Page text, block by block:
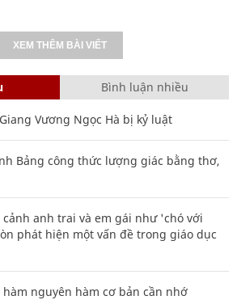
XEM THÊM BÀI VIẾT
Bình luận nhiều
Vương Ngọc Hà bị kỷ luật
Bảng công thức lượng giác bằng thơ,
anh trai và em gái như 'chó với
phát hiện một vấn đề trong giáo dục
nguyên hàm cơ bản cần nhớ